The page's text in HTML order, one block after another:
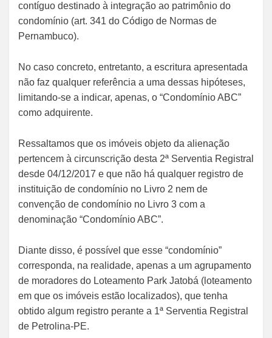
contíguo destinado à integração ao patrimônio do
condomínio (art. 341 do Código de Normas de
Pernambuco).
No caso concreto, entretanto, a escritura apresentada
não faz qualquer referência a uma dessas hipóteses,
limitando-se a indicar, apenas, o “Condomínio ABC”
como adquirente.
Ressaltamos que os imóveis objeto da alienação
pertencem à circunscrição desta 2ª Serventia Registral
desde 04/12/2017 e que não há qualquer registro de
instituição de condomínio no Livro 2 nem de
convenção de condomínio no Livro 3 com a
denominação “Condomínio ABC”.
Diante disso, é possível que esse “condomínio”
corresponda, na realidade, apenas a um agrupamento
de moradores do Loteamento Park Jatobá (loteamento
em que os imóveis estão localizados), que tenha
obtido algum registro perante a 1ª Serventia Registral
de Petrolina-PE.